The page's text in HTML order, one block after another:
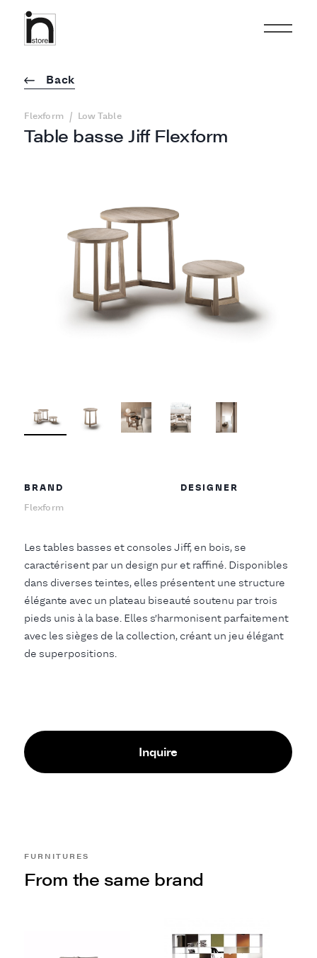
Table basse Jiff Flexform
Back
Flexform / Low Table
BRAND
Flexform
DESIGNER
Les tables basses et consoles Jiff, en bois, se
caractérisent par un design pur et raffiné. Disponibles
dans diverses teintes, elles présentent une structure
élégante avec un plateau biseauté soutenu par trois
pieds unis à la base. Elles s’harmonisent parfaitement
avec les sièges de la collection, créant un jeu élégant
de superpositions.
Inquire
From the same brand
FURNITURES